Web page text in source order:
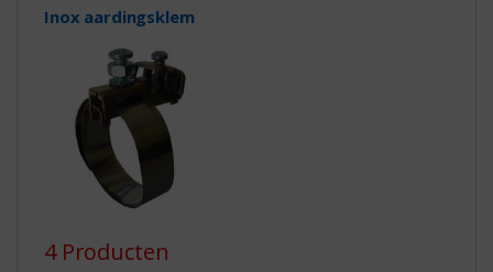
Inox aardingsklem
4 Producten